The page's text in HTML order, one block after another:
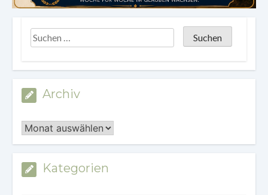
Archiv
Archiv
Kategorien